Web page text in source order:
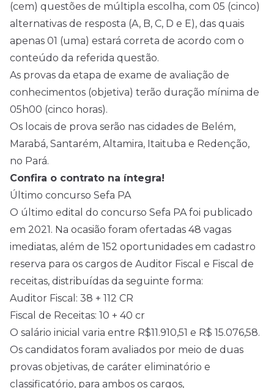
(cem) questões de múltipla escolha, com 05 (cinco)
alternativas de resposta (A, B, C, D e E), das quais
apenas 01 (uma) estará correta de acordo com o
conteúdo da referida questão.
As provas da etapa de exame de avaliação de
conhecimentos (objetiva) terão duração mínima de
05h00 (cinco horas).
Os locais de prova serão nas cidades de Belém,
Marabá, Santarém, Altamira, Itaituba e Redenção,
no Pará.
Confira o contrato na íntegra!
Último concurso Sefa PA
O último edital do concurso Sefa PA foi publicado
em 2021. Na ocasião foram ofertadas 48 vagas
imediatas, além de 152 oportunidades em cadastro
reserva para os cargos de Auditor Fiscal e Fiscal de
receitas, distribuídas da seguinte forma:
Auditor Fiscal: 38 + 112 CR
Fiscal de Receitas: 10 + 40 cr
O salário inicial varia entre R$11.910,51 e R$ 15.076,58.
Os candidatos foram avaliados por meio de duas
provas objetivas, de caráter eliminatório e
classificatório, para ambos os cargos,